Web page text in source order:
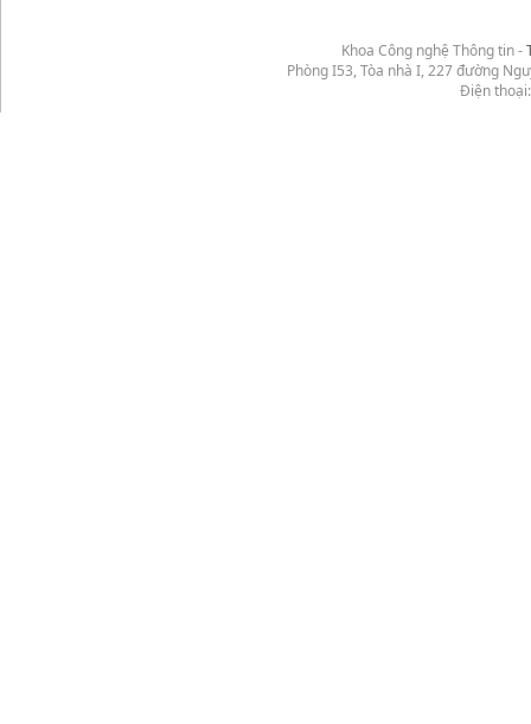
Khoa Công nghệ Thông tin -
Phòng I53, Tòa nhà I, 227 đường
Điện